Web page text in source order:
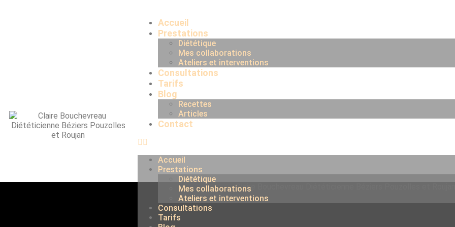
Accueil
Prestations
Diététique
Mes collaborations
Ateliers et interventions
Consultations
Tarifs
Blog
Recettes
Articles
Contact
Accueil
Prestations
Diététique
Mes collaborations
Ateliers et interventions
Consultations
Tarifs